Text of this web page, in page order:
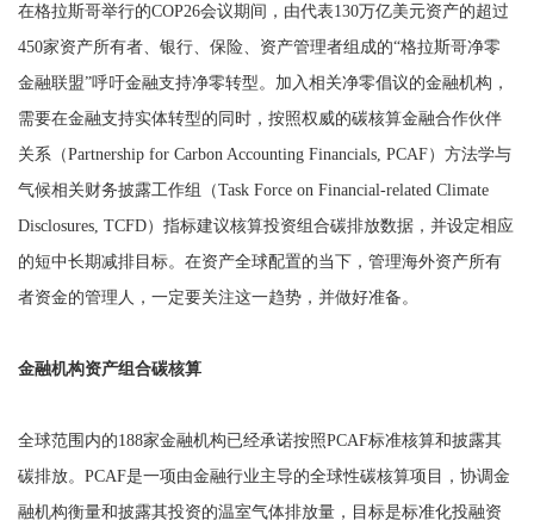
在格拉斯哥举行的COP26会议期间，由代表130万亿美元资产的超过
450家资产所有者、银行、保险、资产管理者组成的“格拉斯哥净零
金融联盟”呼吁金融支持净零转型。加入相关净零倡议的金融机构，
需要在金融支持实体转型的同时，按照权威的碳核算金融合作伙伴
关系（Partnership for Carbon Accounting Financials, PCAF）方法学与
气候相关财务披露工作组（Task Force on Financial-related Climate
Disclosures, TCFD）指标建议核算投资组合碳排放数据，并设定相应
的短中长期减排目标。在资产全球配置的当下，管理海外资产所有
者资金的管理人，一定要关注这一趋势，并做好准备。
金融机构资产组合碳核算
全球范围内的188家金融机构已经承诺按照PCAF标准核算和披露其
碳排放。PCAF是一项由金融行业主导的全球性碳核算项目，协调金
融机构衡量和披露其投资的温室气体排放量，目标是标准化投融资